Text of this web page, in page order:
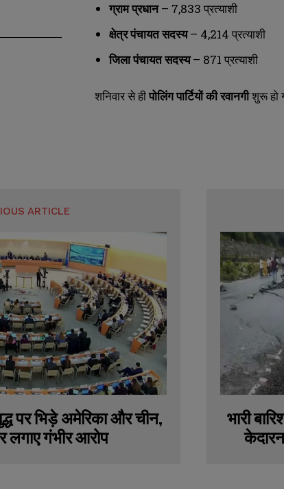
ग्राम प्रधान– 7,833 प्रत्याशी
क्षेत्र पंचायत सदस्य– 4,214 प्रत्याशी
जिला पंचायत सदस्य– 871 प्रत्याशी
शनिवार से हीपोलिंग पार्टियों की रवानगीशुरू हो
ARTICLE
पर भिड़े अमेरिका और चीन,
गंभीर आरोप
भारी